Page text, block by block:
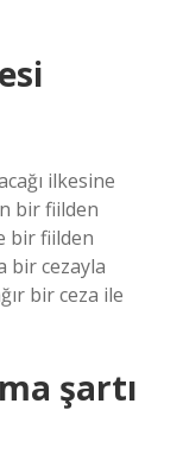
ilkesine
bir fiilden
bir fiilden
bir cezayla
bir ceza ile
şartı